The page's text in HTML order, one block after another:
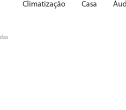
Climatização Casa